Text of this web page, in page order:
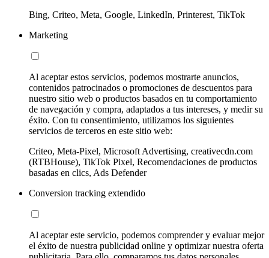
Bing, Criteo, Meta, Google, LinkedIn, Printerest, TikTok
Marketing
Al aceptar estos servicios, podemos mostrarte anuncios,
contenidos patrocinados o promociones de descuentos para
nuestro sitio web o productos basados en tu comportamiento
de navegación y compra, adaptados a tus intereses, y medir su
éxito. Con tu consentimiento, utilizamos los siguientes
servicios de terceros en este sitio web:
Criteo, Meta-Pixel, Microsoft Advertising, creativecdn.com
(RTBHouse), TikTok Pixel, Recomendaciones de productos
basadas en clics, Ads Defender
Conversion tracking extendido
Al aceptar este servicio, podemos comprender y evaluar mejor
el éxito de nuestra publicidad online y optimizar nuestra oferta